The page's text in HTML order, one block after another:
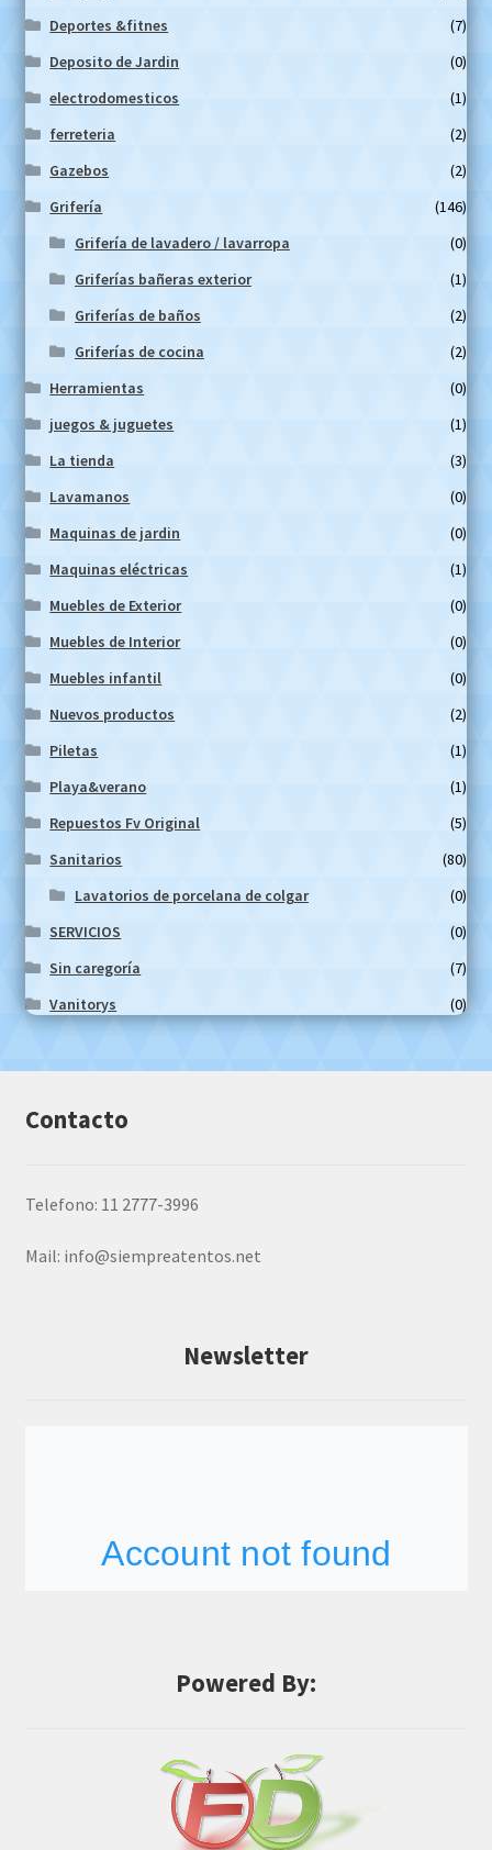
Deportes &fitnes
(7)
Deposito de Jardin
(0)
electrodomesticos
(1)
ferreteria
(2)
Gazebos
(2)
Grifería
(146)
Grifería de lavadero / lavarropa
(0)
Griferías bañeras exterior
(1)
Griferías de baños
(2)
Griferías de cocina
(2)
Herramientas
(0)
juegos & juguetes
(1)
La tienda
(3)
Lavamanos
(0)
Maquinas de jardin
(0)
Maquinas eléctricas
(1)
Muebles de Exterior
(0)
Muebles de Interior
(0)
Muebles infantil
(0)
Nuevos productos
(2)
Piletas
(1)
Playa&verano
(1)
Repuestos Fv Original
(5)
Sanitarios
(80)
Lavatorios de porcelana de colgar
(0)
SERVICIOS
(0)
Sin caregoría
(7)
Vanitorys
(0)
Contacto
Telefono: 11 2777-3996
Mail: info@siempreatentos.net
Newsletter
Powered By: